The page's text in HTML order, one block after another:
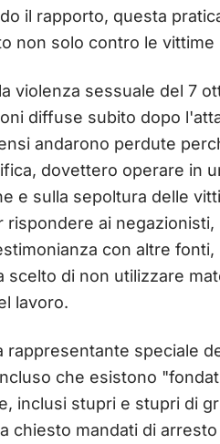
il rapporto, questa
non solo contro le
violenza sessuale del 7
diffuse subito dopo
andarono perdute
dovettero operare in
e sulla sepoltura delle
rispondere ai
con altre
scelto di non utilizzare
lavoro.
rappresentante speciale
che esistono
inclusi stupri e stupri di
chiesto mandati di